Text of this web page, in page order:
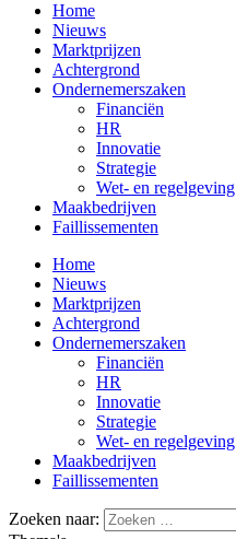
Home
Nieuws
Marktprijzen
Achtergrond
Ondernemerszaken
Financiën
HR
Innovatie
Strategie
Wet- en regelgeving
Maakbedrijven
Faillissementen
Home
Nieuws
Marktprijzen
Achtergrond
Ondernemerszaken
Financiën
HR
Innovatie
Strategie
Wet- en regelgeving
Maakbedrijven
Faillissementen
Zoeken naar: